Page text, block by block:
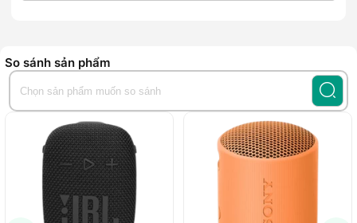
Trọng lượng
Bluetooth: 5.3
Dung lượng pin
: 2000mAh
Thời gian hoạt động: Tối đa 11 giờ
Đặc Điểm Nổi Bật
Âm thanh 360°
: Phân tán âm thanh đều, lý tưởng cho
không gian nhỏ và ngoài trời.
Tích hợp micro: Thu âm rõ ràng, hỗ trợ đàm thoại rảnh
tay.
So sánh sản phẩm